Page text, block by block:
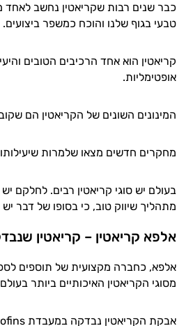
כבר שנים רבות שקריאטין נחשב לאחד
טבעי בגוף שלנו והוכח כמשפר ביצועים.
קריאטין הוא אחד הרכיבים הטובים
אופטימליות.
המינונים השונים של הקריאטין הם
מחקרים חדשים מצאו שלמרות
בעולם יש סוגי קריאטין רבים. לחלקם
מתהליך שיווק טוב, כי בסופו של דבר
אלפא קריאטין – קריאטין
אלפא, כחברה מקצועית של תוספים
מסוגי הקריאטין האיכותיים ביותר